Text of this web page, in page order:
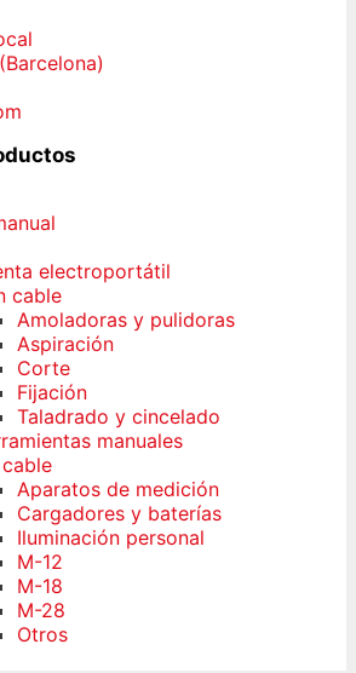
electroportátil
cable
Amoladoras y pulidoras
Aspiración
Corte
Fijación
Taladrado y cincelado
manuales
Aparatos de medición
Cargadores y baterías
Iluminación personal
M-12
M-18
M-28
Otros